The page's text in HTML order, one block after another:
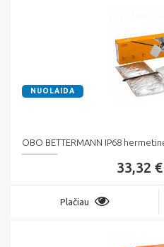
NUOLAIDA
OBO BETTERMANN IP68
33,32 €
Plačiau